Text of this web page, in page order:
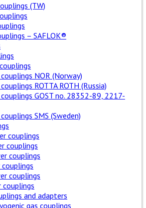
(TW)
– SAFLOK®
NOR (Norway)
ROTTA ROTH (Russia)
GOST no. 28352-89, 2217-
SMS (Sweden)
couplings
couplings
couplings
couplings
couplings
couplings
and adapters
gas couplings